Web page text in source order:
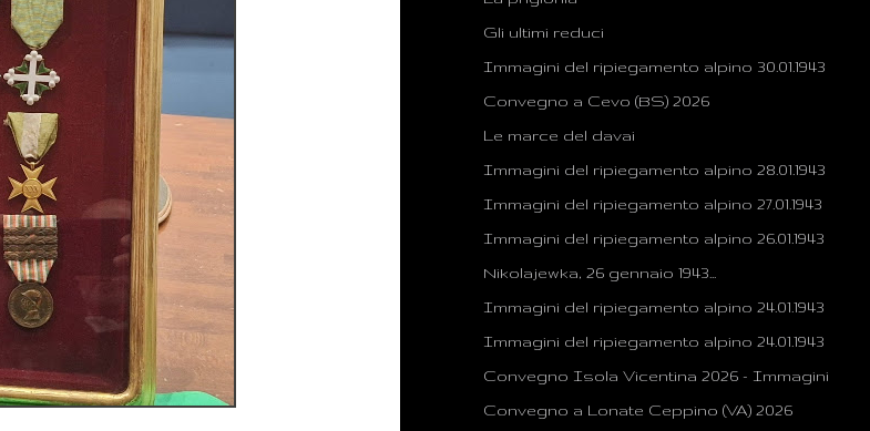
Gli ultimi reduci
Immagini del ripiegamento alpino 30.01.1943
Convegno a Cevo (BS) 2026
Le marce del davai
Immagini del ripiegamento alpino 28.01.1943
Immagini del ripiegamento alpino 27.01.1943
Immagini del ripiegamento alpino 26.01.1943
Nikolajewka, 26 gennaio 1943...
Immagini del ripiegamento alpino 24.01.1943
Immagini del ripiegamento alpino 24.01.1943
Convegno Isola Vicentina 2026 - Immagini
Convegno a Lonate Ceppino (VA) 2026